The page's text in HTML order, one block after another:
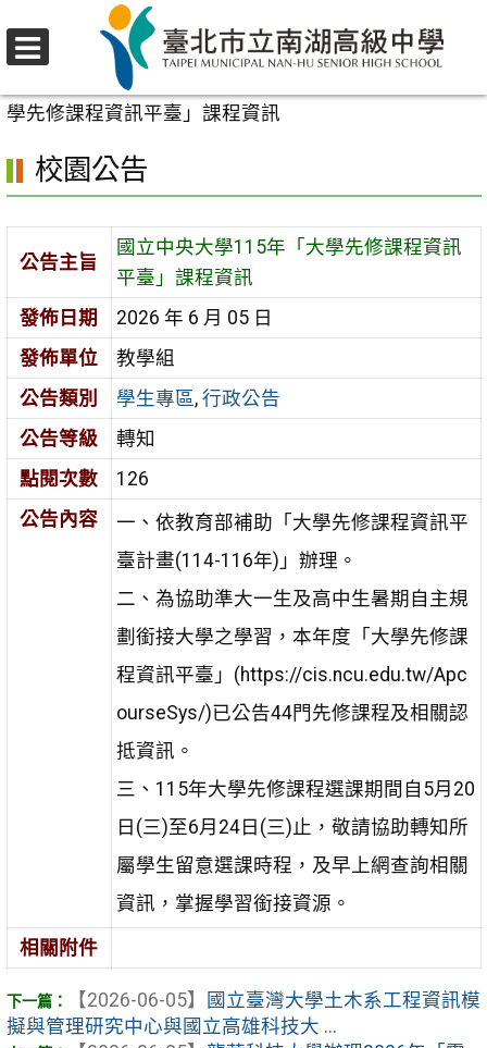
至
要
區
校園公告
學先修課程資訊平臺」課程資訊
校園公告
公告主旨
國立中央大學115年「大學先修課程資訊
平臺」課程資訊
發佈日期
2026 年 6 月 05 日
發佈單位
教學組
公告類別
學生專區, 行政公告
公告等級
轉知
點閱次數
126
公告內容
一、依教育部補助「大學先修課程資訊平
臺計畫(114-116年)」辦理。
二、為協助準大一生及高中生暑期自主規
劃銜接大學之學習，本年度「大學先修課
程資訊平臺」(https://cis.ncu.edu.tw/Apc
ourseSys/)已公告44門先修課程及相關認
抵資訊。
三、115年大學先修課程選課期間自5月20
日(三)至6月24日(三)止，敬請協助轉知所
屬學生留意選課時程，及早上網查詢相關
資訊，掌握學習銜接資源。
相關附件
【2026-06-05】
國立臺灣大學土木系工程資訊模
擬與管理研究中心與國立高雄科技大 ...
選
單